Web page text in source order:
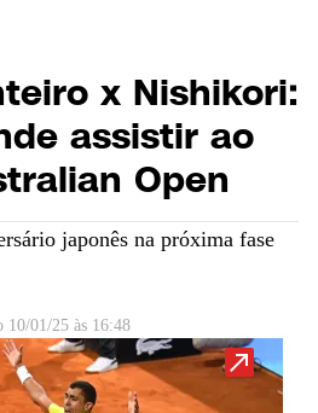
x Nishikori:
assistir ao
Open
japonês na próxima fase
10/01/25 às 16:48